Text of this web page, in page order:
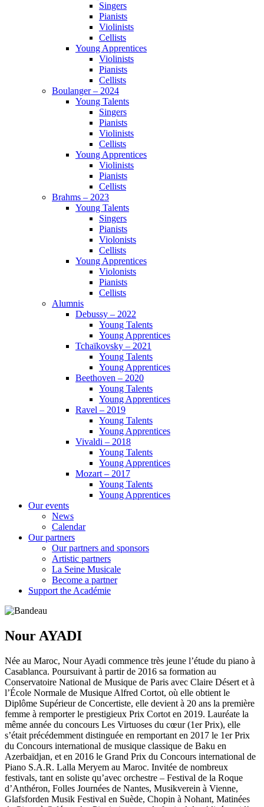
Singers
Pianists
Violinists
Cellists
Young Apprentices
Violinists
Pianists
Cellists
Boulanger – 2024
Young Talents
Singers
Pianists
Violinists
Cellists
Young Apprentices
Violinists
Pianists
Cellists
Brahms – 2023
Young Talents
Singers
Pianists
Violonists
Cellists
Young Apprentices
Violonists
Pianists
Cellists
Alumnis
Debussy – 2022
Young Talents
Young Apprentices
Tchaïkovsky – 2021
Young Talents
Young Apprentices
Beethoven – 2020
Young Talents
Young Apprentices
Ravel – 2019
Young Talents
Young Apprentices
Vivaldi – 2018
Young Talents
Young Apprentices
Mozart – 2017
Young Talents
Young Apprentices
Our events
News
Calendar
Our partners
Our partners and sponsors
Artistic partners
La Seine Musicale
Become a partner
Support the Académie
Nour AYADI
Née au Maroc, Nour Ayadi commence très jeune l’étude du piano à
Casablanca. Poursuivant à partir de 2016 sa formation au
Conservatoire National de Musique de Paris avec Claire Désert et à
l’École Normale de Musique Alfred Cortot, où elle obtient le
Diplôme Supérieur de Concertiste, elle devient à 20 ans la première
femme à remporter le prestigieux Prix Cortot en 2019. Lauréate la
même année du concours Les Virtuoses du cœur (1er Prix), elle
s’était précédemment distinguée en remportant en 2017 le 1er Prix
du Concours international de musique classique de Baku en
Azerbaïdjan, et en 2016 le Grand Prix du Concours international de
Piano S.A.R. Lalla Meryem au Maroc. Invitée de nombreux
festivals, tant en soliste qu’avec orchestre – Festival de la Roque
d’Anthéron, Folles Journées de Nantes, Musikverein à Vienne,
Glafsforden Musik Festival en Suède, Chopin à Nohant, Matinées